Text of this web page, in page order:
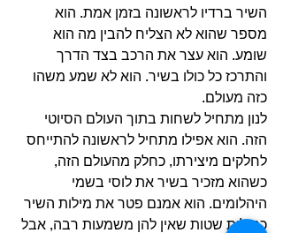
השיר ברדיו לראשונה בזמן אמת. הוא
מספר שהוא לא הצליח להבין מה הוא
שומע. הוא עצר את הרכב בצד הדרך
והתרכז כל כולו בשיר. הוא לא שמע משהו
כזה מעולם.
לנון מתחיל לשחות בתוך העולם הסיוטי
הזה. הוא אפילו מתחיל לראשונה להתייחס
לחלקים מיצירתו, כחלק מהעולם הזה,
כשהוא מזכיר בשיר את לוסי בשמי
היהלומים. הוא אמנם פטר את מילות השיר
כמילות שטות שאין להן משמעות רבה, אבל